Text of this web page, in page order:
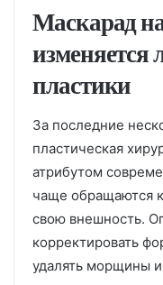
Маскарад
пластики
За последние
пластическая
атрибутом
чаще обращаются
свою внешность.
корректировать
удалять морщины